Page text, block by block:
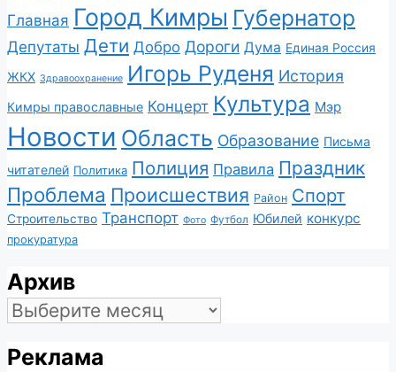
Главная Город Кимры Губернатор
Депутаты Дети Добро Дороги Дума Единая Россия
ЖКХ Здравоохранение Игорь Руденя История
Кимры православные Концерт Культура Мэр
Новости Область Образование Письма
читателей Политика Полиция Правила Праздник
Проблема Происшествия Район Спорт
Строительство Транспорт Фото Футбол Юбилей конкурс
прокуратура
Архив
Архив
Реклама